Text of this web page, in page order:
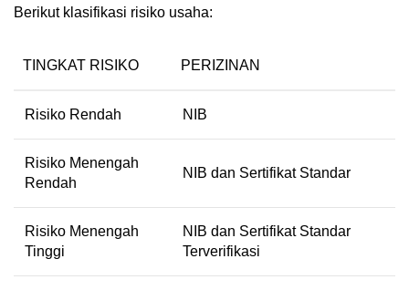
Berikut klasifikasi risiko usaha:
TINGKAT RISIKO PERIZINAN
Risiko Rendah NIB
Risiko Menengah
Rendah
NIB dan Sertifikat Standar
Risiko Menengah
Tinggi
NIB dan Sertifikat Standar
Terverifikasi